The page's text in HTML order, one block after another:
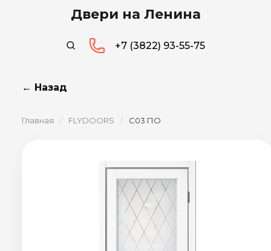
Двери на Ленина
+7 (3822) 93-55-75
← Назад
Главная / FLYDOORS / C03 ПО